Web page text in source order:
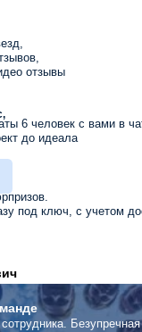
отзывы
6 человек с вами в
до идеала
под ключ, с учетом